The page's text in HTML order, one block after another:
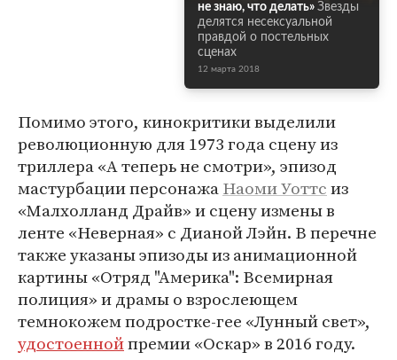
не знаю, что делать» Звезды
делятся несексуальной
правдой о постельных
сценах
12 марта 2018
Помимо этого, кинокритики выделили
революционную для 1973 года сцену из
триллера «А теперь не смотри», эпизод
мастурбации персонажаНаоми Уоттсиз
«Малхолланд Драйв» и сцену измены в
ленте «Неверная» с Дианой Лэйн. В перечне
также указаны эпизоды из анимационной
картины «Отряд "Америка": Всемирная
полиция» и драмы о взрослеющем
темнокожем подростке-гее «Лунный свет»,
удостоеннойпремии «Оскар» в 2016 году.